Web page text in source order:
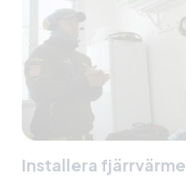
Installera fjärrvärme